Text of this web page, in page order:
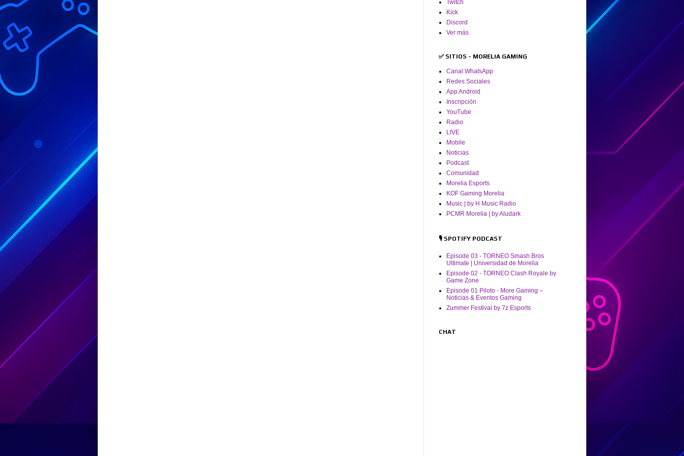
Twitch
Kick
Discord
Ver más
✅ SITIOS - MORELIA GAMING
Canal WhatsApp
Redes Sociales
App Android
Inscripción
YouTube
Radio
LIVE
Mobile
Noticias
Podcast
Comunidad
Morelia Esports
KOF Gaming Morelia
Music | by H Music Radio
PCMR Morelia | by Aludark
🎙️ SPOTIFY PODCAST
Episode 03 - TORNEO Smash Bros
Ultimate | Universidad de Morelia
Episode 02 - TORNEO Clash Royale by
Game Zone
Episode 01 Piloto - More Gaming –
Noticias & Eventos Gaming
Zummer Festival by ‪7z Esports
CHAT